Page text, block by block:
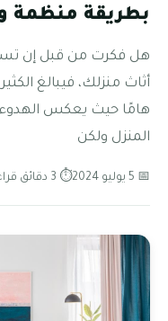
بطريقة منظمة
هل فكرت من قبل إن
أثاث منزلك، فيبالغ
هامًا حيث يعكس الهدوء
المنزل ولكن
📅 5 يوليو 2024 ⏱ 3 دقائق قراءة